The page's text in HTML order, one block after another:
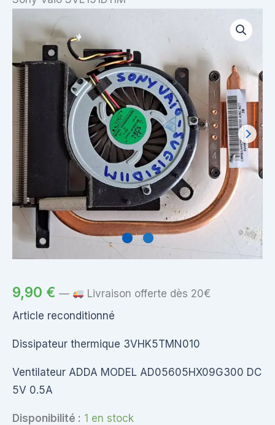
9,90 € —
Livraison offerte dès 20€
Article reconditionné
Dissipateur thermique 3VHK5TMN010
Ventilateur ADDA MODEL AD05605HX09G300 DC
5V 0.5A
Disponibilité : 1 en stock